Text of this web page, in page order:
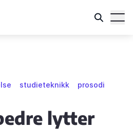
studieteknikk prosodi
lytter